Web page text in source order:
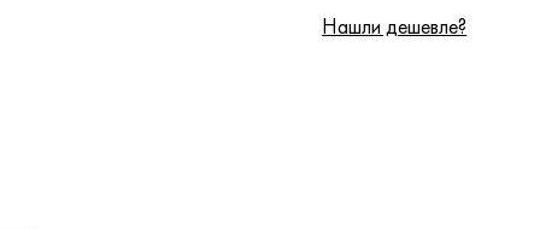
Нашли дешевле?